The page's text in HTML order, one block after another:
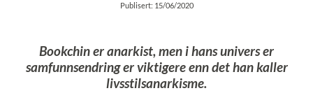
Publisert: 15/06/2020
Bookchin er anarkist, men i hans univers er
samfunnsendring er viktigere enn det han kaller
livsstilsanarkisme.